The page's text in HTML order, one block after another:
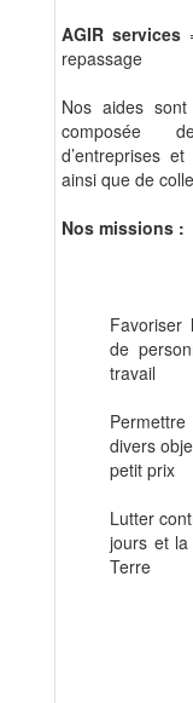
AGIR services
repassage
Nos aides
composée
d’entreprises
ainsi que de
Nos missions :
Favoriser
de
travail
divers
petit prix
Lutter
jours et la
Terre